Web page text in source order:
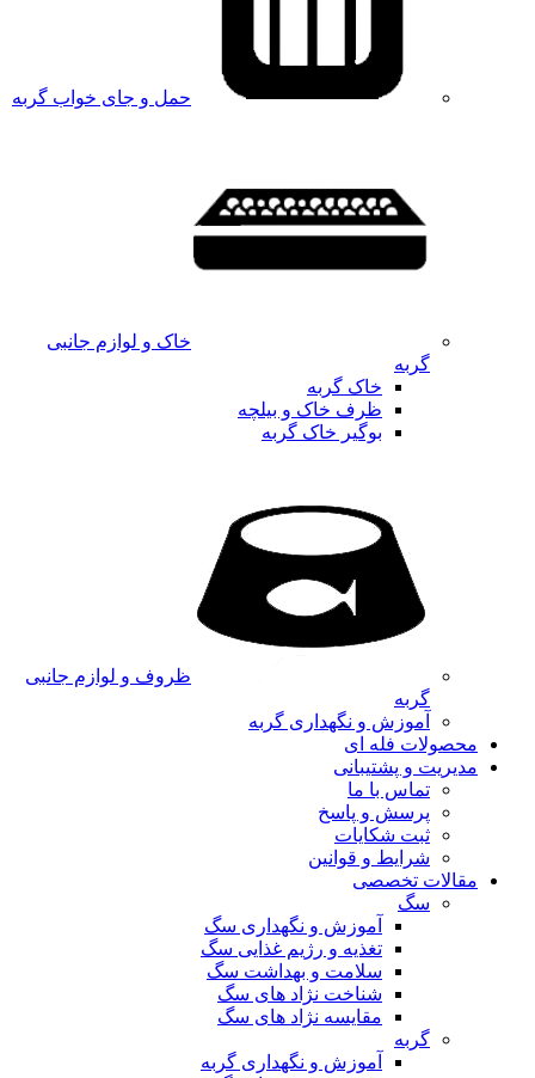
حمل و جای خواب گربه
خاک و لوازم جانبی
گربه
خاک گربه
ظرف خاک و بیلچه
بوگیر خاک گربه
ظروف و لوازم جانبی
گربه
آموزش و نگهداری گربه
محصولات فله ای
مدیریت و پشتیبانی
تماس با ما
پرسش و پاسخ
ثبت شکایات
شرایط و قوانین
مقالات تخصصی
سگ
آموزش و نگهداری سگ
تغذیه و رژیم غذایی سگ
سلامت و بهداشت سگ
شناخت نژاد های سگ
مقایسه نژاد های سگ
گربه
آموزش و نگهداری گربه